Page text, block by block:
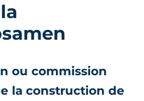
ou commission
la construction de